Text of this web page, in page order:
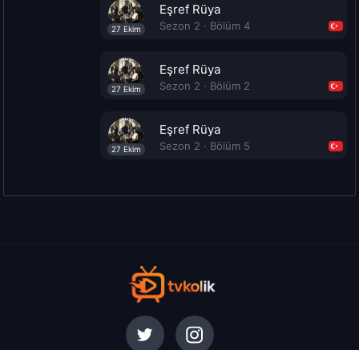
Eşref Rüya
Sezon 2 · Bölüm 4
27 Ekim
Eşref Rüya
Sezon 2 · Bölüm 2
27 Ekim
Eşref Rüya
Sezon 2 · Bölüm 5
27 Ekim